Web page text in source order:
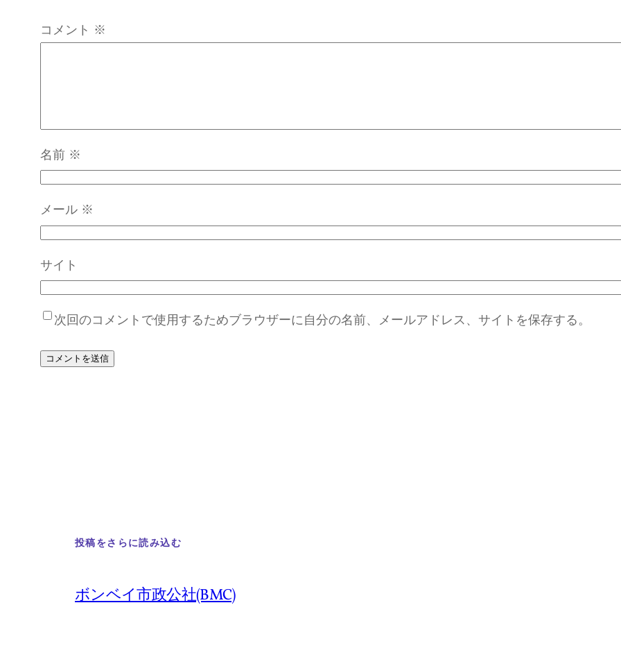
コメント ※
名前 ※
メール ※
サイト
次回のコメントで使用するためブラウザーに自分の名前、メールアドレス、サイトを保存する。
投稿をさらに読み込む
ボンベイ市政公社(BMC)